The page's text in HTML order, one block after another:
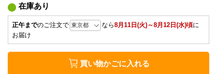
在庫あり
正午までのご注文で なら8月11日(火)～8月12日(水)頃に
お届け
買い物かごに入れる